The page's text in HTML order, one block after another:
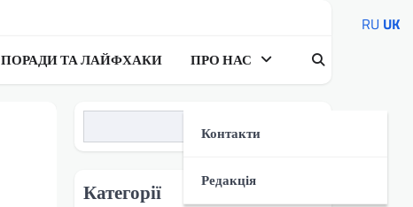
ПОРАДИ ТА ЛАЙФХАКИ ПРО НАС
Контакти
Редакція
Категорії
RU UK